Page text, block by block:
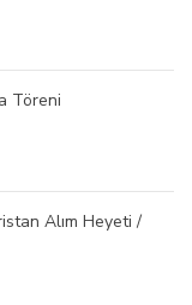
Töreni
Alım Heyeti /